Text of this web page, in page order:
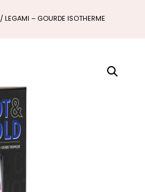
/ LEGAMI – GOURDE ISOTHERME